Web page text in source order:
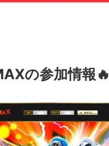
の参加情報🔥